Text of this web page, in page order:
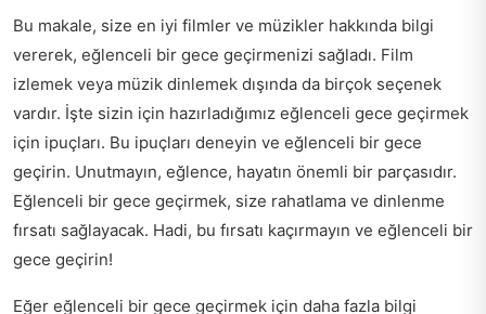
Bu makale, size en iyi filmler ve müzikler hakkında bilgi
vererek, eğlenceli bir gece geçirmenizi sağladı. Film
izlemek veya müzik dinlemek dışında da birçok seçenek
vardır. İşte sizin için hazırladığımız eğlenceli gece geçirmek
için ipuçları. Bu ipuçları deneyin ve eğlenceli bir gece
geçirin. Unutmayın, eğlence, hayatın önemli bir parçasıdır.
Eğlenceli bir gece geçirmek, size rahatlama ve dinlenme
fırsatı sağlayacak. Hadi, bu fırsatı kaçırmayın ve eğlenceli bir
gece geçirin!
Eğer eğlenceli bir gece geçirmek için daha fazla bilgi